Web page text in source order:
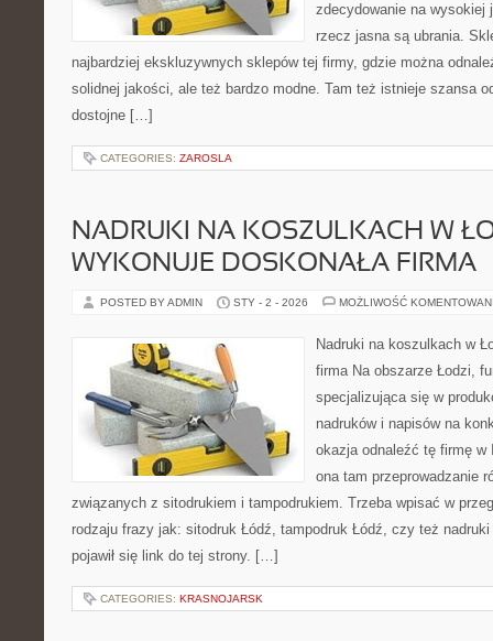
zdecydowanie na wysokiej
rzecz jasna są ubrania.
najbardziej ekskluzywnych sklepów tej firmy, gdzie można
solidnej jakości, ale też bardzo modne. Tam też istnieje szansa
dostojne […]
CATEGORIES: ZAROSLA
NADRUKI NA KOSZULKACH W
WYKONUJE DOSKONAŁA FIRMA
POSTED BY ADMIN STY - 2 - 2026 MOŻLIWOŚĆ
Nadruki na koszulkach w
firma Na obszarze Łodzi,
specjalizująca się w
nadruków i napisów na
okazja odnaleźć tę firmę w
ona tam przeprowadzanie
związanych z sitodrukiem i tampodrukiem. Trzeba wpisać w
rodzaju frazy jak: sitodruk Łódź, tampodruk Łódź, czy też
pojawił się link do tej strony. […]
CATEGORIES: KRASNOJARSK